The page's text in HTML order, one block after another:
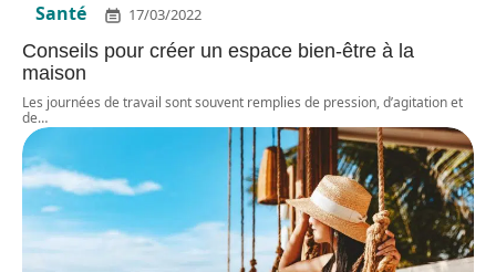
Santé 17/03/2022
Conseils pour créer un espace bien-être à la
maison
Les journées de travail sont souvent remplies de pression, d’agitation et
de…